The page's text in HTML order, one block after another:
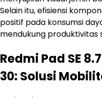
Selain itu, efisiensi
positif pada konsumsi
mendukung produktivitas
Redmi Pad SE
30: Solusi